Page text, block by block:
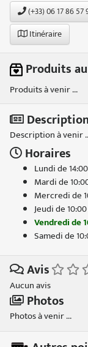
(+33) 06 17 86 57
Itinéraire
Produits
Produits à venir ...
Description
Description à venir
Horaires
Lundi de
Mardi de
Mercredi de
Jeudi de
Vendredi de
Samedi de
Avis
Aucun avis
Photos
Photos à venir ...